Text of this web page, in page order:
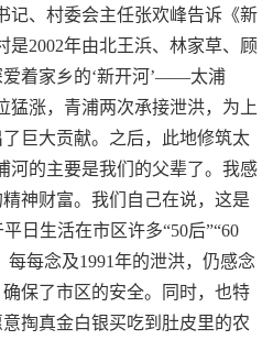
记、村委会主任张欢峰告诉《新
是2002年由北王浜、林家草、顾
着家乡的‘新开河’——太浦
猛涨，青浦两次承接泄洪，为上
巨大贡献。之后，此地修筑太
河的主要是我们的父辈了。我感
神财富。我们自己在说，这是
日生活在市区许多“50后”“60
每每念及1991年的泄洪，仍感念
保了市区的安全。同时，也特
掏真金白银买吃到肚皮里的农